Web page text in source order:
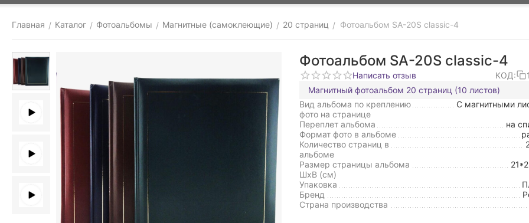
Главная / Каталог / Фотоальбомы / Магнитные (самоклеющие) / 20 страниц / Фотоальбом SA-20S classic-4
Фотоальбом SA-20S classic-4
Написать отзыв КОД:
Магнитный фотоальбом 20 страниц (10 листов)
Вид альбома по креплению
фото на странице
С магнитными
Переплет альбома
на
Формат фото в альбоме
Количество страниц в
альбоме
Размер страницы альбома
ШxВ (см)
Упаковка
Бренд
Страна производства